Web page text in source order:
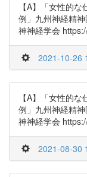
【A】「女性的
例」九州神経精
神神経学会
2021-10-26
【A】「女性的
例」九州神経精
神神経学会
2021-08-30